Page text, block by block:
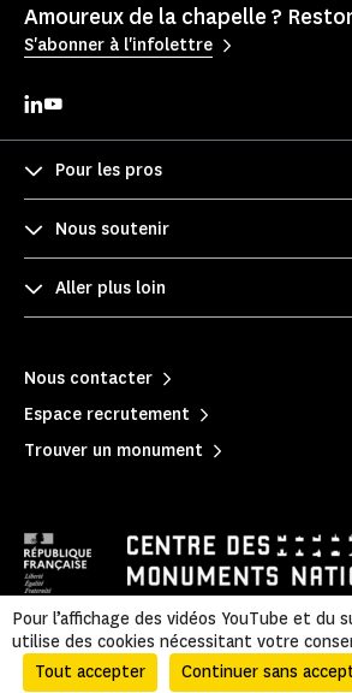
Amoureux de la chapelle ?
S'abonner à l'infolettre
Pour les pros
Nous soutenir
Aller plus loin
Nous contacter
Espace recrutement
Trouver un monument
Mentions légales Politique de confidentialité
Informations légales et administratives
|
Pour l’affichage des vidéos YouTube et du
utilise des cookies nécessitant votre
Tout accepter
Continuer sans